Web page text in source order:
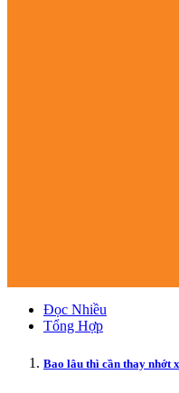
Đọc Nhiều
Tổng Hợp
Bao lâu thì cần thay nhớt